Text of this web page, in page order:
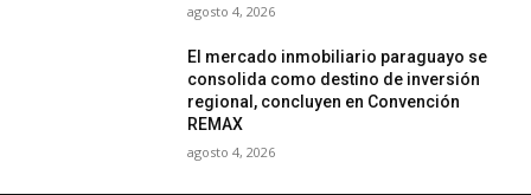
agosto 4, 2026
El mercado inmobiliario paraguayo se
consolida como destino de inversión
regional, concluyen en Convención
REMAX
agosto 4, 2026